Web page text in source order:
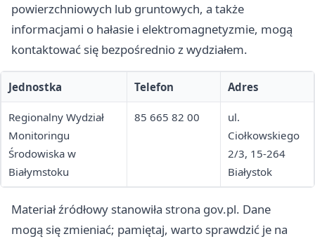
powierzchniowych lub gruntowych, a także
informacjami o hałasie i elektromagnetyzmie, mogą
kontaktować się bezpośrednio z wydziałem.
Jednostka Telefon Adres
Regionalny Wydział
Monitoringu
Środowiska w
Białymstoku
85 665 82 00
ul.
Ciołkowskiego
2/3, 15-264
Białystok
Materiał źródłowy stanowiła strona gov.pl. Dane
mogą się zmieniać; pamiętaj, warto sprawdzić je na